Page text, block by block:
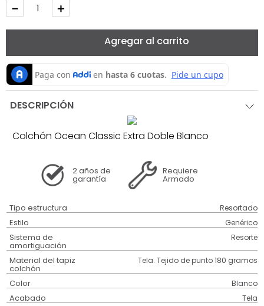
＋
－
Agregar al carrito
DESCRIPCIÓN
Colchón Ocean Classic Extra Doble Blanco
2 años de
garantía
Requiere
Armado
Tipo estructura Resortado
Estilo Genérico
Sistema de
amortiguación
Resorte
Material del tapiz
colchón
Tela. Tejido de punto 180 gramos
Color Blanco
Acabado Tela